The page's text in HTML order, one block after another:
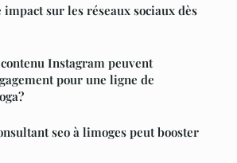
sur les réseaux sociaux dès
Instagram peuvent
pour une ligne de
seo à limoges peut booster